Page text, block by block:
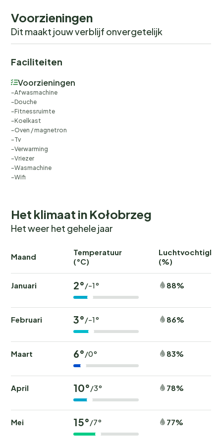
inheemse culturen in Noord-Amerika.
Voorzieningen
Dit maakt jouw verblijf onvergetelijk
Faciliteiten
Voorzieningen
Afwasmachine
Douche
Fitnessruimte
Koelkast
Oven / magnetron
Tv
Verwarming
Vriezer
Wasmachine
Wifi
Het klimaat in Kołobrzeg
Het weer het gehele jaar
Maand
Temperatuur
(°C)
(%)
Januari 2°/-1° 88%
Februari 3°/-1° 86%
Maart 6°/0° 83%
April 10°/3° 78%
Mei 15°/7° 77%